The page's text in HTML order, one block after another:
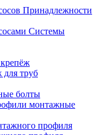
Принадлежности
Системы
труб
болты
монтажные